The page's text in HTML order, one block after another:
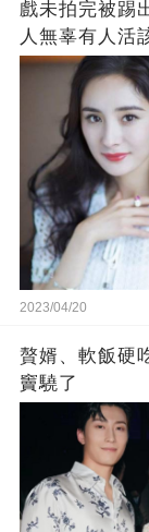
戲未拍完被踢
人無辜有人活
2023/04/20
贅婿、軟飯硬
竇驍了